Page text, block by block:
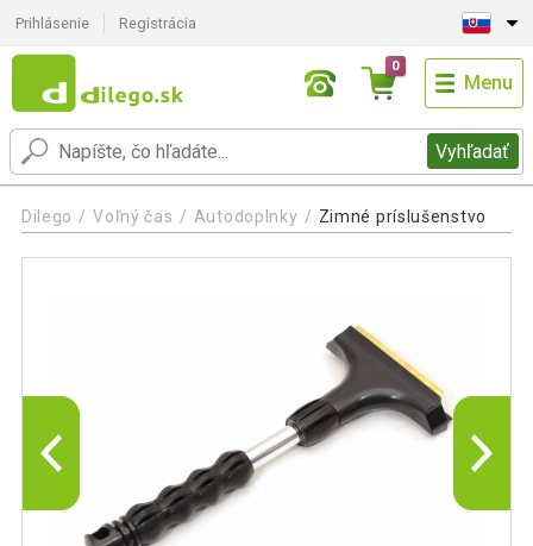
Prihlásenie Registrácia
Vyhľadať
0
Menu
Dilego Voľný čas Autodoplnky Zimné príslušenstvo